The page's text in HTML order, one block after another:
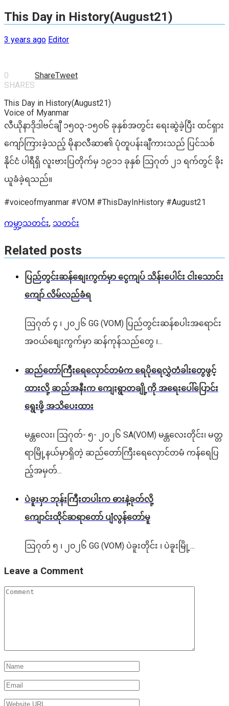
This Day in History(August21)
3 years ago Editor
0
SHARES
ShareTweet
This Day in History(August21)
Voice of Myanmar
လီယိုနာဒိုဒါဗင်ချီ ၁၅၀၃-၁၅၀၆ ခုနှစ်အတွင်း ရေးဆွဲခဲ့ပြီး ထင်ရှား
ကျော်ကြားခဲ့သည့် မိုနာလီဆာ၏ ပုံတူပန်းချီကားသည် ပြင်သစ်
နိုင်ငံ ပါရီရှိ လူးဗားပြတိုက်မှ ၁၉၁၁ ခုနှစ် သြဂုတ် ၂၁ ရက်တွင် ခိုး
ယူခံခဲ့ရသည်။
#voiceofmyanmar #VOM #ThisDayInHistory #August21
ကမ္ဘာ့သတင်း, သတင်း
Related posts
ပြည်တွင်းဆန်စျေးကွက်မှာ ငွေကျပ် သိန်းပေါင်း ငါး​သောင်း
ကျော် လိမ်လည်ခံရ
ဩဂုတ် ၄ ၊ ၂၀၂၆ GG (VOM) ပြည်တွင်းဆန်စပါးအရောင်း
အဝယ်စျေးကွက်မှာ ဆန်ကုန်သည်တွေ ၊...
ဆည်တော်ကြီးရေလှောင်တမံက ရေပိုရေလွှဲတံခါးတွေဖွင့်
ထားလို့ ဆည်အနီးက ကျေးရွာတချို့ကို အရေးပေါ်ပြောင်း
ရွေးဖို့ အသိပေးထား
မန္တလေး၊ သြဂုတ်- ၅- ၂၀၂၆ SA(VOM) မန္တလေးတိုင်း၊ မတ္တ
ရာမြို့နယ်မှာရှိတဲ့ ဆည်တော်ကြီးရေလှောင်တမံ ကန်ရေပြ
ည့်အမှတ်...
ပဲခူးမှာ ဘုန်းကြီးတပါးက ဓားနဲ့ခုတ်လို့
ကျောင်းထိုင်ဆရာတော် ပျံလွန်တော်မူ
ဩဂုတ် ၅ ၊ ၂၀၂၆ GG (VOM) ပဲခူးတိုင်း ၊ ပဲခူးမြို့...
Leave a Comment